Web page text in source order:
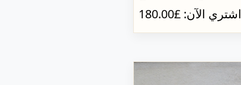
اشتري الآن: £180.00